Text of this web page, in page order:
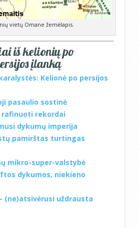
vietų Omane žemėlapis.
iš kelionių po
įlanką
Kelionė po persijos
pasaulio sostinė
rafinuoti rekordai
dykumų imperija
pamirštas turtingas
mikro-super-valstybė
dykumos, niekieno
(ne)atsivėrusi uždrausta